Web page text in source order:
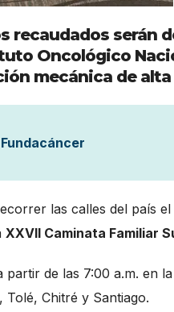
recaudados serán
Oncológico
mecánica de
las calles del país
XXVII Caminata Familiar
partir de las 7:00 a.m. en
Chitré y Santiago.